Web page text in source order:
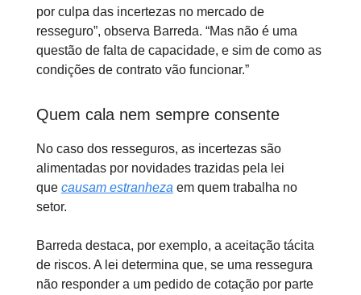
por culpa das incertezas no mercado de
resseguro”, observa Barreda. “Mas não é uma
questão de falta de capacidade, e sim de como as
condições de contrato vão funcionar.”
Quem cala nem sempre consente
No caso dos resseguros, as incertezas são
alimentadas por novidades trazidas pela lei
que causam estranheza em quem trabalha no
setor.
Barreda destaca, por exemplo, a aceitação tácita
de riscos. A lei determina que, se uma ressegura
não responder a um pedido de cotação por parte